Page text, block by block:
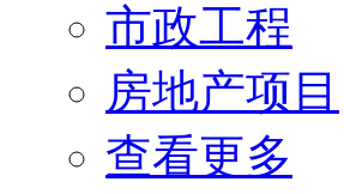
市政工程
房地产项目
查看更多